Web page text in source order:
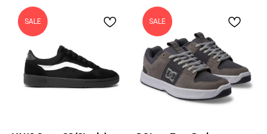
SALE SALE